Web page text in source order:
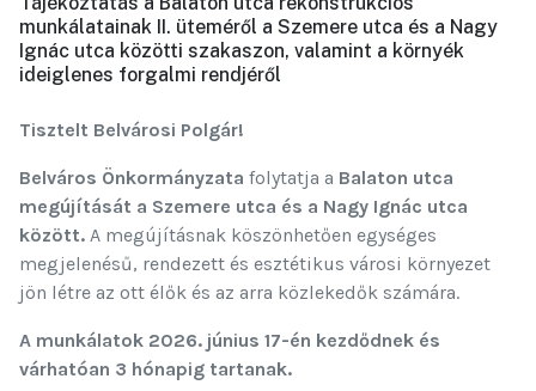
munkálatainak II. üteméről a Szemere utca és a Nagy
Ignác utca közötti szakaszon, valamint a környék
ideiglenes forgalmi rendjéről
Tisztelt Belvárosi Polgár!
Belváros Önkormányzata folytatja a Balaton utca
megújítását a Szemere utca és a Nagy Ignác utca
között. A megújításnak köszönhetően egységes
megjelenésű, rendezett és esztétikus városi környezet
jön létre az ott élők és az arra közlekedők számára.
A munkálatok 2026. június 17-én kezdődnek és
várhatóan 3 hónapig tartanak.